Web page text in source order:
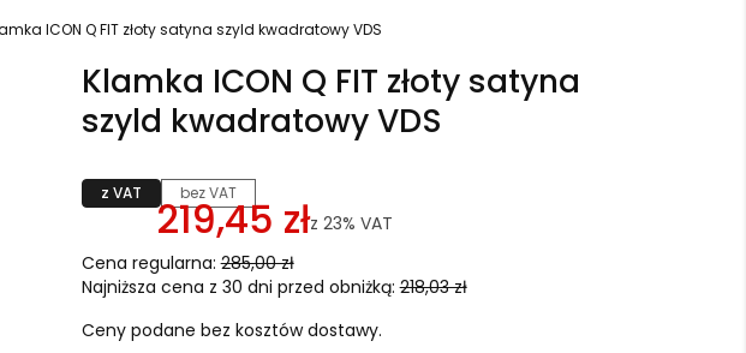
ICON Q FIT złoty satyna szyld kwadratowy VDS
Klamka ICON Q FIT złoty satyna
szyld kwadratowy VDS
z VAT bez VAT
219,45 złz 23% VAT
Cena regularna: 285,00 zł
Najniższa cena z 30 dni przed obniżką: 218,03 zł
Ceny podane bez kosztów dostawy.